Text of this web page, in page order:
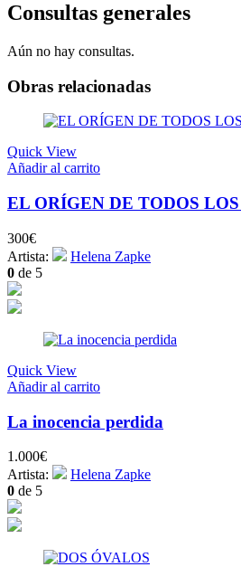
Consultas generales
Aún no hay consultas.
Obras relacionadas
Quick View
Añadir al carrito
EL ORÍGEN DE TODOS
300€
Artista:
Helena Zapke
0 de 5
Quick View
Añadir al carrito
La inocencia perdida
1.000€
Artista:
Helena Zapke
0 de 5